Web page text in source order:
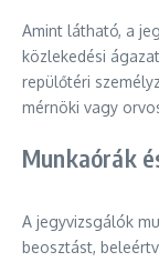
Amint látható, a
közlekedési
repülőtéri
mérnöki vagy
Munkaórák
A jegyvizsgálók
beosztást,